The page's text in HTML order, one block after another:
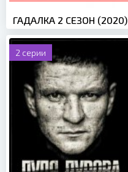
ГАДАЛКА 2 СЕЗОН (2020)
2 серии